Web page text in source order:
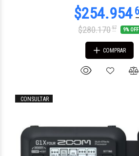
$280.17097 9% OFF
COMPRAR
CONSULTAR
$676.88166